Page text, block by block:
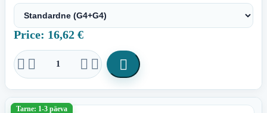
Price: 16,62 €
    
Tarne: 1-3 päeva